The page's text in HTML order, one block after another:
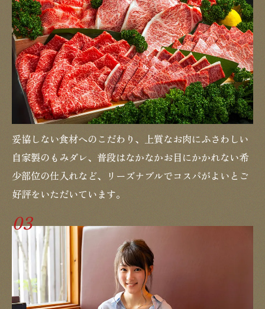
妥協しない食材へのこだわり、上質なお肉にふさわしい
自家製のもみダレ、普段はなかなかお目にかかれない希
少部位の仕入れなど、リーズナブルでコスパがよいとご
好評をいただいています。
03